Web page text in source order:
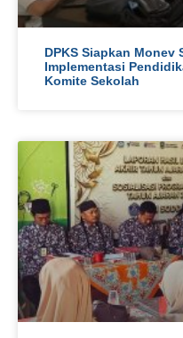
DPKS Siapkan Monev
Implementasi
Komite Sekolah